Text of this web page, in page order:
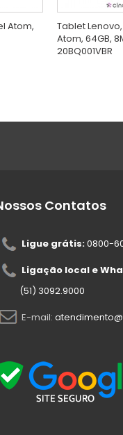
Atom,
Tablet
Atom, 64GB,
20BQ001VBR
Contatos
Ligue grátis:0800-
Ligação local e
(51) 3092.9000
E-mail: